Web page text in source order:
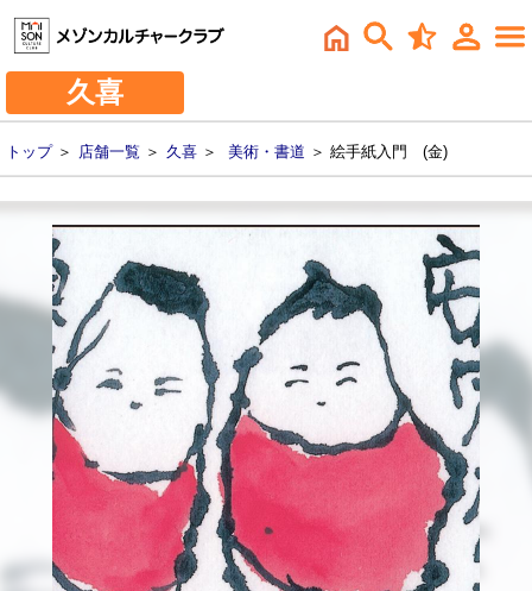
久喜
トップ＞ 店舗一覧 ＞ 久喜 ＞ 美術・書道 ＞ 絵手紙入門 (金)